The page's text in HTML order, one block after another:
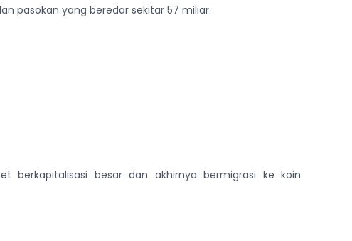
pasokan yang beredar sekitar 57 miliar.
berkapitalisasi besar dan akhirnya bermigrasi ke koin